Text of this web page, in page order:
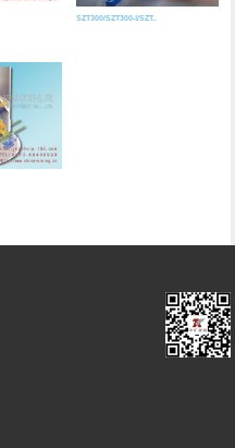
SZT300/SZT300-Ⅰ/SZT..